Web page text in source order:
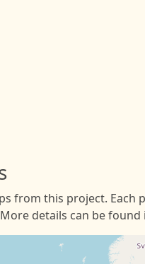
from this project.
details can be found